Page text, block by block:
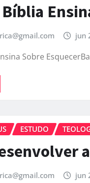
Bíblia
jun
Sobre
ESTUDO
jun